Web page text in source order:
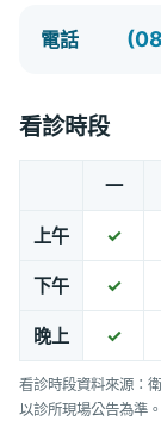
電話
看診時段
一
上午 ✓
下午 ✓
晚上 ✓
看診時段資料來源：
以診所現場公告為準。